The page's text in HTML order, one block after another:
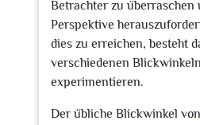
Betrachter zu überraschen
Perspektive
dies zu erreichen, besteht
verschiedenen
experimentieren.
Der übliche Blickwinkel